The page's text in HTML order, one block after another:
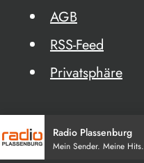
AGB
RSS-Feed
Privatsphäre
Radio Plassenburg
Mein Sender. Meine Hits.